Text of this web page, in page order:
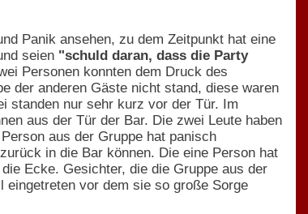
Panik ansehen, zu dem Zeitpunkt hat eine
seien "schuld daran, dass die Party
Personen konnten dem Druck des
der anderen Gäste nicht stand, diese waren
standen nur sehr kurz vor der Tür. Im
aus der Tür der Bar. Die zwei Leute haben
aus der Gruppe hat panisch
in die Bar können. Die eine Person hat
Ecke. Gesichter, die die Gruppe aus der
eingetreten vor dem sie so große Sorge